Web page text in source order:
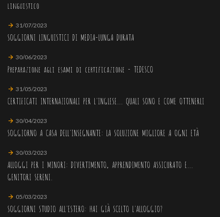
linguistico
31/07/2023
SOGGIORNI LINGUISTICI DI MEDIA-LUNGA DURATA
30/06/2023
Preparazione agli esami di certificazione - TEDESCO
31/05/2023
CERTIFICATI INTERNAZIONALI PER L'INGLESE... QUALI SONO E COME OTTENERLI
30/04/2023
SOGGIORNO A CASA DELL'INSEGNANTE: LA SOLUZIONE MIGLIORE A OGNI ETÀ
30/03/2023
ALLOGGI PER I MINORI: DIVERTIMENTO, APPRENDIMENTO ASSICURATO E...
GENITORI SERENI.
05/03/2023
SOGGIORNI STUDIO ALL'ESTERO: HAI GIÀ SCELTO L'ALLOGGIO?